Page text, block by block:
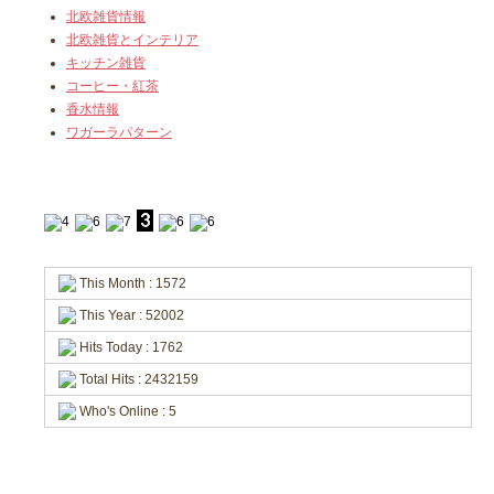
北欧雑貨情報
北欧雑貨とインテリア
キッチン雑貨
コーヒー・紅茶
香水情報
ワガーラパターン
This Month : 1572
This Year : 52002
Hits Today : 1762
Total Hits : 2432159
Who's Online : 5